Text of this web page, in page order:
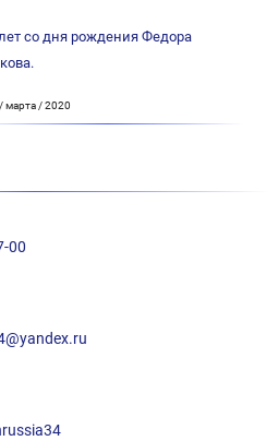
со дня рождения Федора
марта / 2020
00